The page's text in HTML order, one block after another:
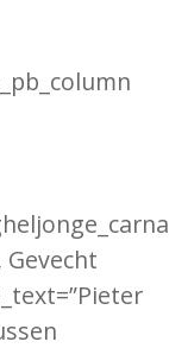
Gevecht